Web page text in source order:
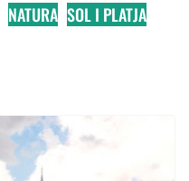
NATURA SOL I PLATJA